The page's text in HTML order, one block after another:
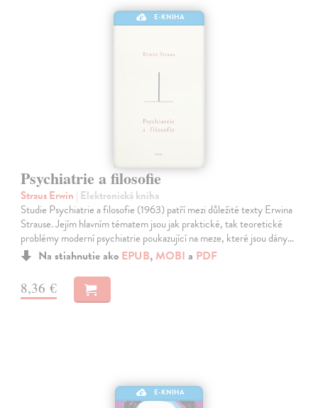
E-KNIHA
Psychiatrie a filosofie
Straus Erwin | Elektronická kniha
Studie Psychiatrie a filosofie (1963) patří mezi důležité texty Erwina
Strause. Jejím hlavním tématem jsou jak praktické, tak teoretické
problémy moderní psychiatrie poukazující na meze, které jsou dány…
Na stiahnutie ako EPUB, MOBI a PDF
8,36 €
E-KNIHA